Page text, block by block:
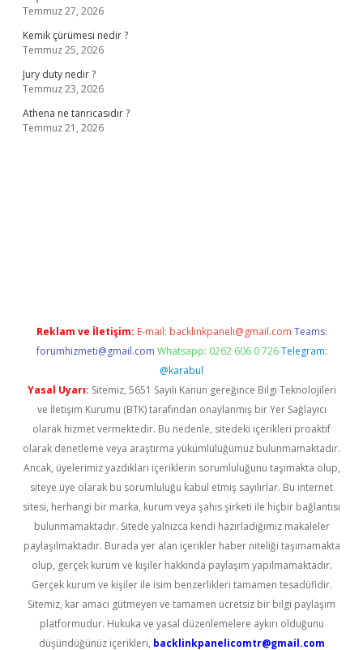
Temmuz 27, 2026
Kemik çürümesi nedir ?
Temmuz 25, 2026
Jury duty nedir ?
Temmuz 23, 2026
Athena ne tanricasıdır ?
Temmuz 21, 2026
Reklam ve İletişim: E-mail: backlinkpaneli@gmail.com Teams:
forumhizmeti@gmail.com Whatsapp: 0262 606 0 726 Telegram:
@karabul
Yasal Uyarı: Sitemiz, 5651 Sayılı Kanun gereğince Bilgi Teknolojileri
ve İletişim Kurumu (BTK) tarafından onaylanmış bir Yer Sağlayıcı
olarak hizmet vermektedir. Bu nedenle, sitedeki içerikleri proaktif
olarak denetleme veya araştırma yükümlülüğümüz bulunmamaktadır.
Ancak, üyelerimiz yazdıkları içeriklerin sorumluluğunu taşımakta olup,
siteye üye olarak bu sorumluluğu kabul etmiş sayılırlar. Bu internet
sitesi, herhangi bir marka, kurum veya şahıs şirketi ile hiçbir bağlantısı
bulunmamaktadır. Sitede yalnızca kendi hazırladığımız makaleler
paylaşılmaktadır. Burada yer alan içerikler haber niteliği taşımamakta
olup, gerçek kurum ve kişiler hakkında paylaşım yapılmamaktadır.
Gerçek kurum ve kişiler ile isim benzerlikleri tamamen tesadüfidir.
Sitemiz, kar amacı gütmeyen ve tamamen ücretsiz bir bilgi paylaşım
platformudur. Hukuka ve yasal düzenlemelere aykırı olduğunu
düşündüğünüz içerikleri, backlinkpanelicomtr@gmail.com